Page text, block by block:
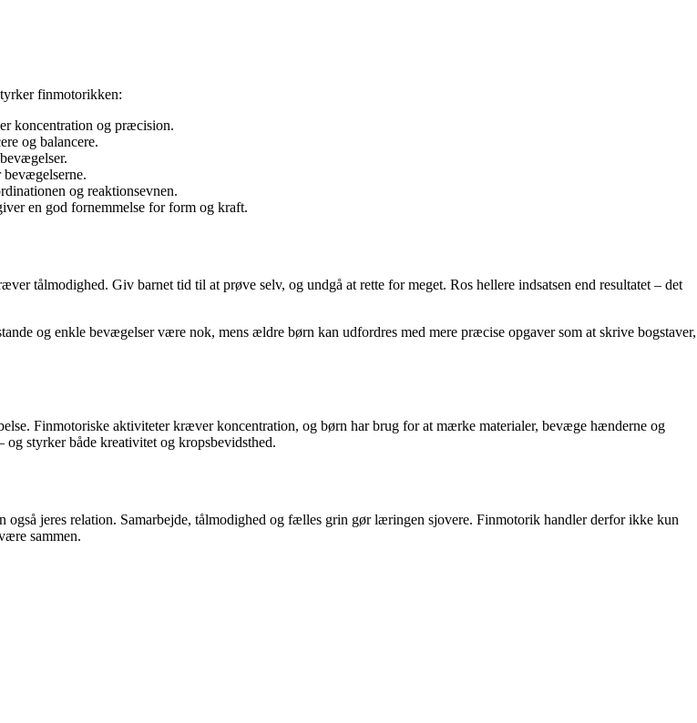
finmotorikken:
koncentration og præcision.
og balancere.
og reaktionsevnen.
en god fornemmelse for form og kraft.
tålmodighed. Giv barnet tid til at prøve selv, og undgå at rette for meget. Ros hellere indsatsen end resultatet – det
og enkle bevægelser være nok, mens ældre børn kan udfordres med mere præcise opgaver som at skrive bogstaver,
Finmotoriske aktiviteter kræver koncentration, og børn har brug for at mærke materialer, bevæge hænderne og
styrker både kreativitet og kropsbevidsthed.
jeres relation. Samarbejde, tålmodighed og fælles grin gør læringen sjovere. Finmotorik handler derfor ikke kun
sammen.